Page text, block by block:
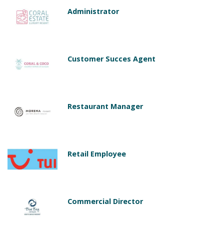
Administrator
Customer Succes Agent
Restaurant Manager
Retail Employee
Commercial Director